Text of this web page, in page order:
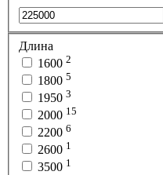
Длина
1600 2
1800 5
1950 3
2000 15
2200 6
2600 1
3500 1